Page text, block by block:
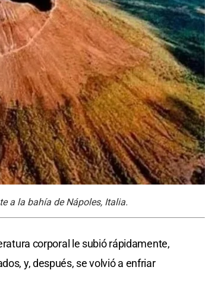
a la bahía de Nápoles, Italia.
corporal le subió rápidamente,
y, después, se volvió a enfriar